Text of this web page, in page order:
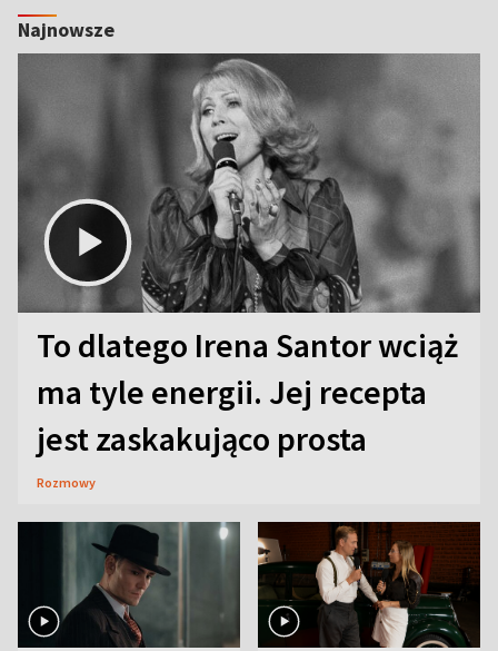
Najnowsze
To dlatego Irena Santor wciąż
ma tyle energii. Jej recepta
jest zaskakująco prosta
Rozmowy